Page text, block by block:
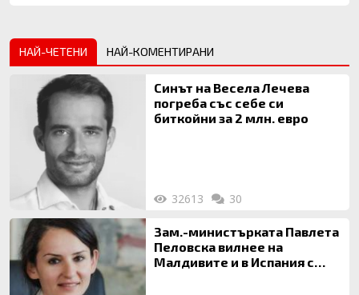
НАЙ-ЧЕТЕНИ НАЙ-КОМЕНТИРАНИ
Синът на Весела Лечева
погреба със себе си
биткойни за 2 млн. евро
32613 30
Зам.-министърката Павлета
Пеловска вилнее на
Малдивите и в Испания с